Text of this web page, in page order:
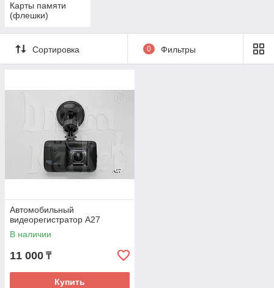
Карты памяти
(флешки)
Сортировка 0 Фильтры
Автомобильный
видеорегистратор A27
В наличии
11 000 ₸
Купить